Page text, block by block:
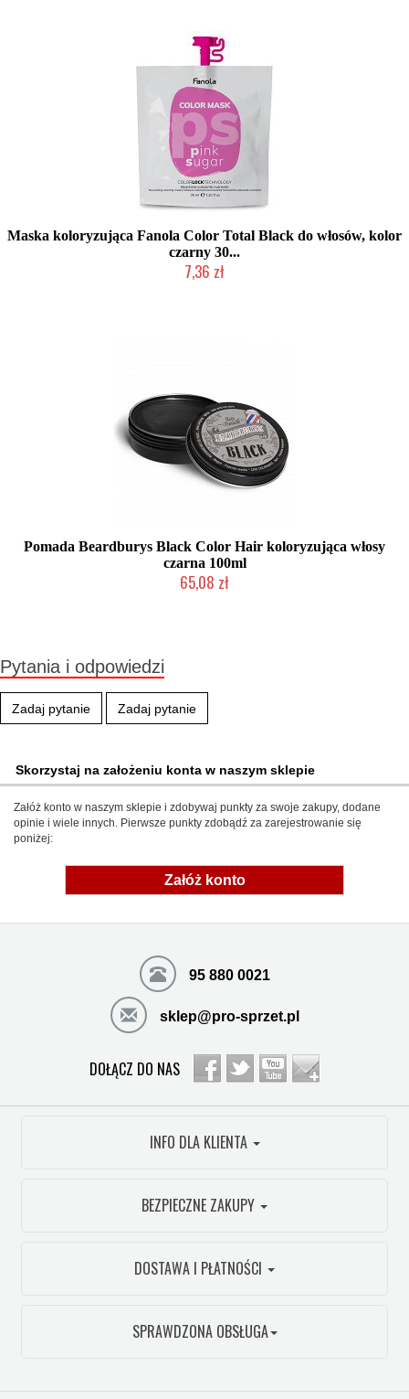
Maska koloryzująca Fanola Color Total Black do włosów, kolor
czarny 30...
7,36 zł
Pomada Beardburys Black Color Hair koloryzująca włosy
czarna 100ml
65,08 zł
Pytania i odpowiedzi
Zadaj pytanie Zadaj pytanie
Skorzystaj na założeniu konta w naszym sklepie
Załóż konto w naszym sklepie i zdobywaj punkty za swoje zakupy, dodane
opinie i wiele innych. Pierwsze punkty zdobądź za zarejestrowanie się
poniżej:
Załóż konto
95 880 0021
sklep@pro-sprzet.pl
DOŁĄCZ DO NAS
INFO DLA KLIENTA
BEZPIECZNE ZAKUPY
DOSTAWA I PŁATNOŚCI
SPRAWDZONA OBSŁUGA